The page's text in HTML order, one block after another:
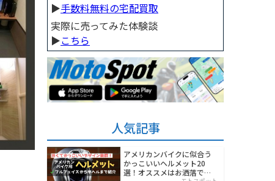
▶︎手数料無料の宅配買取
実際に売ってみた体験談
▶︎こちら
人気記事
アメリカンバイクに似合う
かっこいいヘルメット20
選！オススメはお洒落でワ